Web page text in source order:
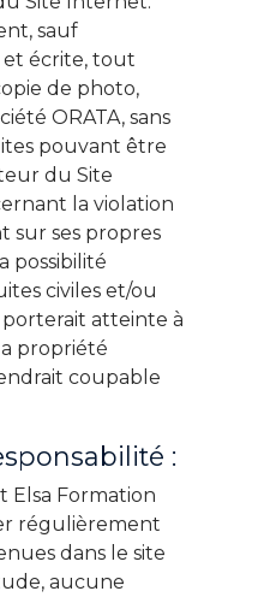
sauf
et écrite, tout
de photo,
ORATA, sans
pouvant être
du Site
la violation
sur ses propres
possibilité
civiles et/ou
atteinte à
propriété
coupable
:
Elsa Formation
régulièrement
dans le site
aucune